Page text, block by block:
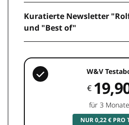
Kuratierte Newsletter
und "Best of"
W&V
€
für 3 Monate
NUR 0,22 € PRO